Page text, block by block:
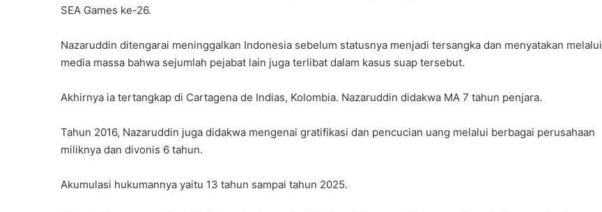
SEA Games ke-26.
Nazaruddin ditengarai meninggalkan Indonesia sebelum statusnya menjadi tersangka dan menyatakan melalui
media massa bahwa sejumlah pejabat lain juga terlibat dalam kasus suap tersebut.
Akhirnya ia tertangkap di Cartagena de Indias, Kolombia. Nazaruddin didakwa MA 7 tahun penjara.
Tahun 2016, Nazaruddin juga didakwa mengenai gratifikasi dan pencucian uang melalui berbagai perusahaan
miliknya dan divonis 6 tahun.
Akumulasi hukumannya yaitu 13 tahun sampai tahun 2025.